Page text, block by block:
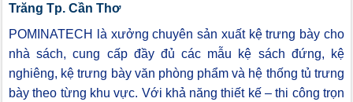
Trăng Tp. Cần Thơ
POMINATECH là xưởng chuyên sản xuất kệ trưng bày cho
nhà sách, cung cấp đầy đủ các mẫu kệ sách đứng, kệ
nghiêng, kệ trưng bày văn phòng phẩm và hệ thống tủ trưng
bày theo từng khu vực. Với khả năng thiết kế – thi công trọn